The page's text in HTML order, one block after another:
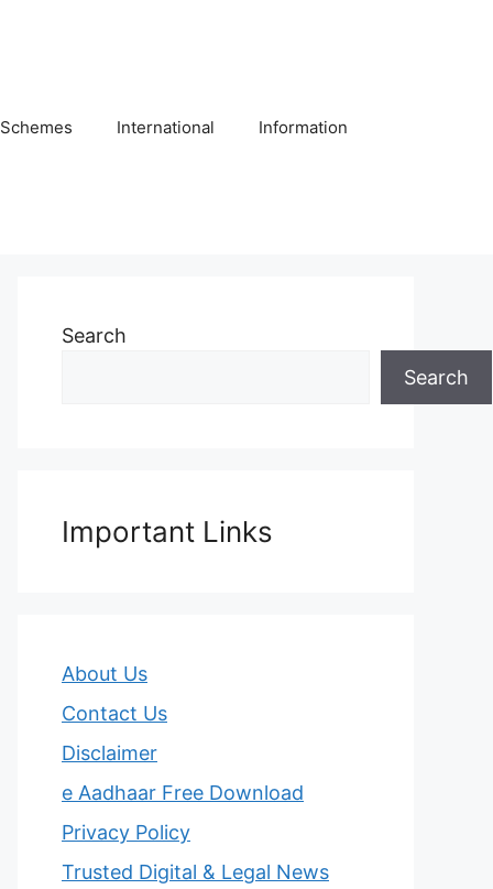
Schemes International Information
Search
Search
Important Links
About Us
Contact Us
Disclaimer
e Aadhaar Free Download
Privacy Policy
Trusted Digital & Legal News